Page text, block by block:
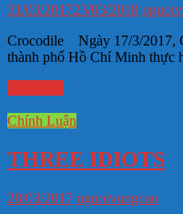
31/03/201723/03/2018
Crocodile Ngày 17/3/2017,
thành phố Hồ Chí Minh thực
Chính Luận
THREE IDIOTS
28/03/2017 nguoivungcao